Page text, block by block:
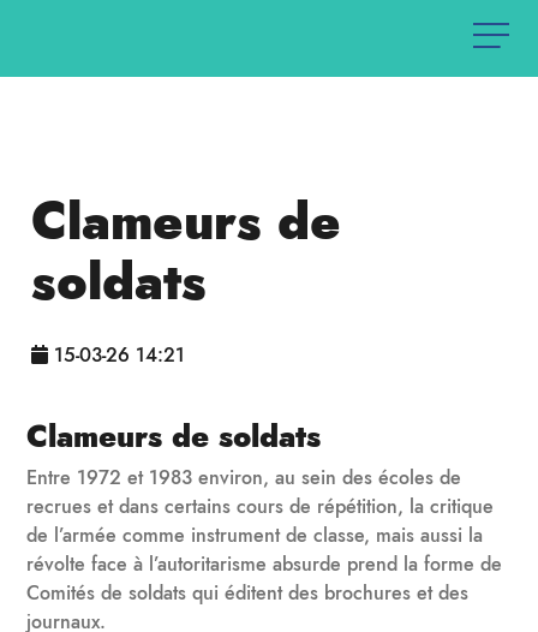
Clameurs de
soldats
15-03-26 14:21
Clameurs de soldats
Entre 1972 et 1983 environ, au sein des écoles de
recrues et dans certains cours de répétition, la critique
de l’armée comme instrument de classe, mais aussi la
révolte face à l’autoritarisme absurde prend la forme de
Comités de soldats qui éditent des brochures et des
journaux.